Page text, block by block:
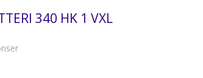
340 HK 1 VXL